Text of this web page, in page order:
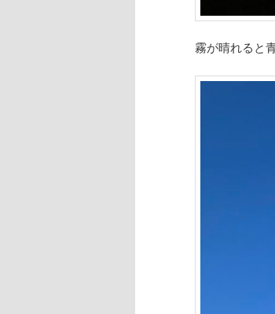
霧が晴れると